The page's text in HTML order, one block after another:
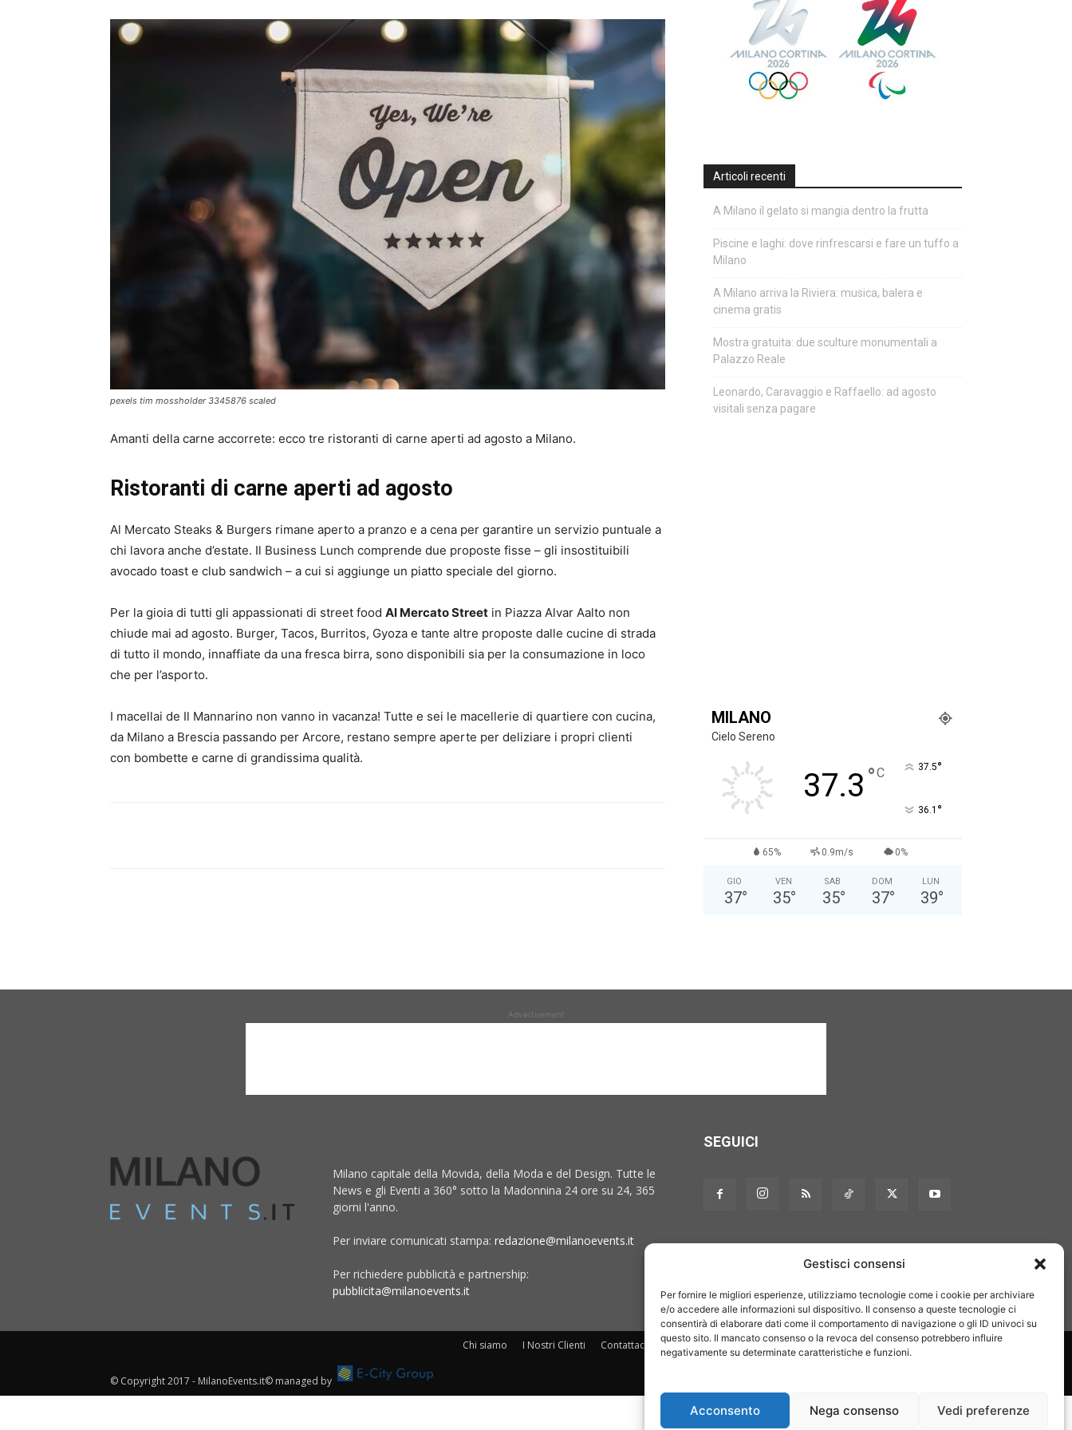
Gestisci consensi
Per fornire le migliori esperienze, utilizziamo tecnologie come i cookie per archiviare
e/o accedere alle informazioni sul dispositivo. Il consenso a queste tecnologie ci
consentirà di elaborare dati come il comportamento di navigazione o gli ID univoci su
questo sito. Il mancato consenso o la revoca del consenso potrebbero influire
negativamente su determinate caratteristiche e funzioni.
Acconsento Nega consenso Vedi preferenze
pexels tim mossholder 3345876 scaled
Amanti della carne accorrete: ecco tre ristoranti di carne aperti ad agosto a Milano.
Ristoranti di carne aperti ad agosto
Al Mercato Steaks & Burgers rimane aperto a pranzo e a cena per garantire un servizio puntuale a
chi lavora anche d’estate. Il Business Lunch comprende due proposte fisse – gli insostituibili
avocado toast e club sandwich – a cui si aggiunge un piatto speciale del giorno.
Per la gioia di tutti gli appassionati di street food Al Mercato Street in Piazza Alvar Aalto non
chiude mai ad agosto. Burger, Tacos, Burritos, Gyoza e tante altre proposte dalle cucine di strada
di tutto il mondo, innaffiate da una fresca birra, sono disponibili sia per la consumazione in loco
che per l’asporto.
I macellai de Il Mannarino non vanno in vacanza! Tutte e sei le macellerie di quartiere con cucina,
da Milano a Brescia passando per Arcore, restano sempre aperte per deliziare i propri clienti
con bombette e carne di grandissima qualità.
Articoli recenti
A Milano il gelato si mangia dentro la frutta
Piscine e laghi: dove rinfrescarsi e fare un tuffo a
Milano
A Milano arriva la Riviera: musica, balera e
cinema gratis
Mostra gratuita: due sculture monumentali a
Palazzo Reale
Leonardo, Caravaggio e Raffaello: ad agosto
visitali senza pagare
MILANO
Cielo Sereno
37.3 °C 37.5°
36.1 °
65% 0.9m/s 0%
GIO
37°
VEN
35°
SAB
35°
DOM
37°
LUN
39°
Advertisement
Milano capitale della Movida, della Moda e del Design. Tutte le
News e gli Eventi a 360° sotto la Madonnina 24 ore su 24, 365
giorni l'anno.
Per inviare comunicati stampa: redazione@milanoevents.it
Per richiedere pubblicità e partnership:
pubblicita@milanoevents.it
SEGUICI
Chi siamo I Nostri Clienti Contattaci Collabora con noi Pubblicità Privacy policy Linee editoriali
© Copyright 2017 - MilanoEvents.it© managed by